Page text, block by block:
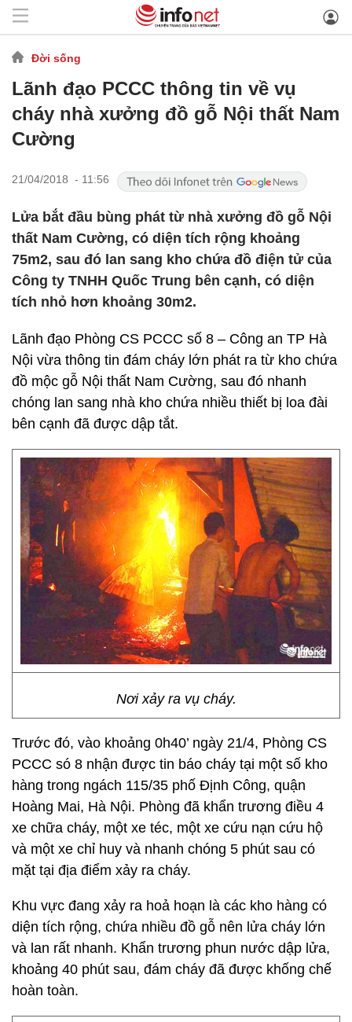
Đời sống
Lãnh đạo PCCC thông tin về vụ
cháy nhà xưởng đồ gỗ Nội thất Nam
Cường
21/04/2018 - 11:56
Lửa bắt đầu bùng phát từ nhà xưởng đồ gỗ Nội
thất Nam Cường, có diện tích rộng khoảng
75m2, sau đó lan sang kho chứa đồ điện tử của
Công ty TNHH Quốc Trung bên cạnh, có diện
tích nhỏ hơn khoảng 30m2.
Lãnh đạo Phòng CS PCCC số 8 – Công an TP Hà
Nội vừa thông tin đám cháy lớn phát ra từ kho chứa
đồ mộc gỗ Nội thất Nam Cường, sau đó nhanh
chóng lan sang nhà kho chứa nhiều thiết bị loa đài
bên cạnh đã được dập tắt.
Nơi xảy ra vụ cháy.
Trước đó, vào khoảng 0h40’ ngày 21/4, Phòng CS
PCCC só 8 nhận được tin báo cháy tại một số kho
hàng trong ngách 115/35 phố Định Công, quận
Hoàng Mai, Hà Nội. Phòng đã khẩn trương điều 4
xe chữa cháy, một xe téc, một xe cứu nạn cứu hộ
và một xe chỉ huy và nhanh chóng 5 phút sau có
mặt tại địa điểm xảy ra cháy.
Khu vực đang xảy ra hoả hoạn là các kho hàng có
diện tích rộng, chứa nhiều đồ gỗ nên lửa cháy lớn
và lan rất nhanh. Khẩn trương phun nước dập lửa,
khoảng 40 phút sau, đám cháy đã được khống chế
hoàn toàn.